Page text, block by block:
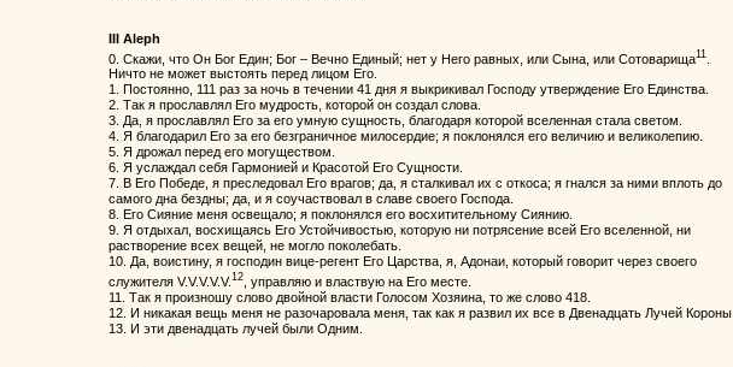
III Aleph
0. Скажи, что Он Бог Един; Бог – Вечно Единый; нет у Него равных, или Сына, или Сотоварища11
Ничто не может выстоять перед лицом Его.
1. Постоянно, 111 раз за ночь в течении 41 дня я выкрикивал Господу утверждение Его Единства.
2. Так я прославлял Его мудрость, которой он создал слова.
3. Да, я прославлял Его за его умную сущность, благодаря которой вселенная стала светом.
4. Я благодарил Его за его безграничное милосердие; я поклонялся его величию и великолепию.
5. Я дрожал перед его могуществом.
6. Я услаждал себя Гармонией и Красотой Его Сущности.
7. В Его Победе, я преследовал Его врагов; да, я сталкивал их с откоса; я гнался за ними вплоть до
самого дна бездны; да, и я соучаствовал в славе своего Господа.
8. Его Сияние меня освещало; я поклонялся его восхитительному Сиянию.
9. Я отдыхал, восхищаясь Его Устойчивостью, которую ни потрясение всей Его вселенной, ни
растворение всех вещей, не могло поколебать.
10. Да, воистину, я господин вице-регент Его Царства, я, Адонаи, который говорит через своего
служителя V.V.V.V.V.12 , управляю и властвую на Его месте.
11. Так я произношу слово двойной власти Голосом Хозяина, то же слово 418.
12. И никакая вещь меня не разочаровала меня, так как я развил их все в Двенадцать Лучей Короны.
13. И эти двенадцать лучей были Одним.